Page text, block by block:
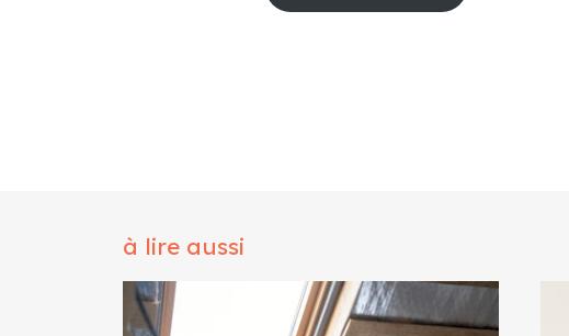
à lire aussi